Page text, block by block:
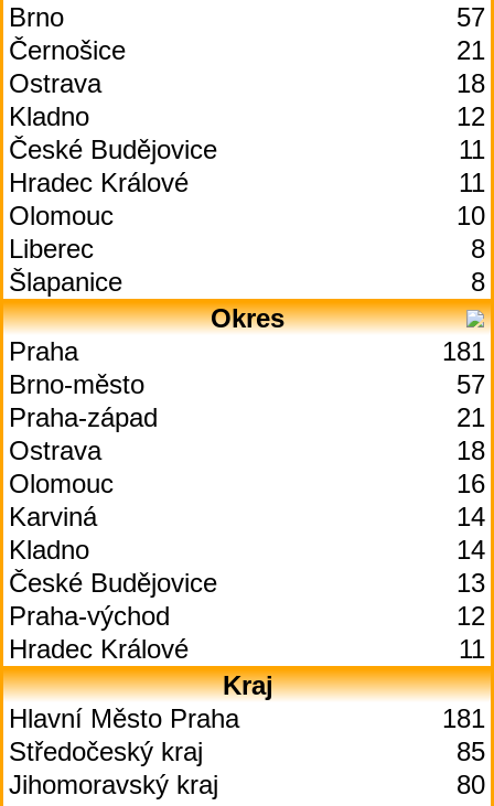
Brno
57
Černošice
21
Ostrava
18
Kladno
12
České Budějovice
11
Hradec Králové
11
Olomouc
10
Liberec
8
Šlapanice
8
Okres
Praha
181
Brno-město
57
Praha-západ
21
Ostrava
18
Olomouc
16
Karviná
14
Kladno
14
České Budějovice
13
Praha-východ
12
Hradec Králové
11
Kraj
Hlavní Město Praha
181
Středočeský kraj
85
Jihomoravský kraj
80